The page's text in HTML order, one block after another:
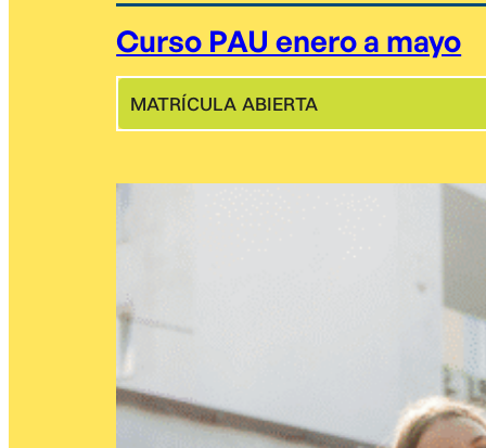
Curso PAU enero a mayo
MATRÍCULA ABIERTA